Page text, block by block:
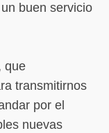
buen servicio
que
transmitirnos
por el
nuevas